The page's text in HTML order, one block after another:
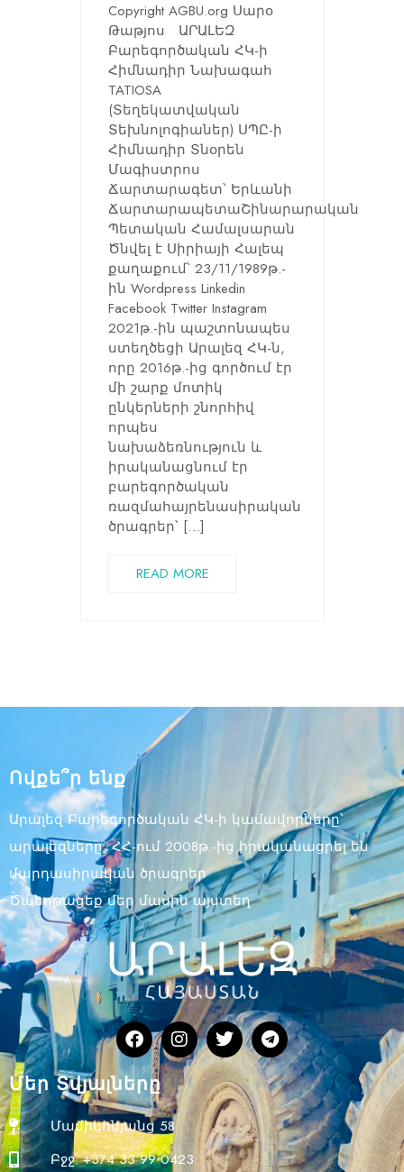
Copyright AGBU.org Սարօ
Թաթյոս ԱՐԱԼԵԶ
Բարեգործական ՀԿ-ի
Հիմնադիր Նախագահ
TATIOSA
(Տեղեկատվական
Տեխնոլոգիաներ) ՍՊԸ-ի
Հիմնադիր Տնօրեն
Մագիստրոս
Ճարտարագետ՝ Երևանի
ՃարտարապետաՇինարարական
Պետական Համալսարան
Ծնվել է Սիրիայի Հալեպ
քաղաքում՝ 23/11/1989թ.-
ին Wordpress Linkedin
Facebook Twitter Instagram
2021թ.-ին պաշտոնապես
ստեղծեցի Արալեզ ՀԿ-ն,
որը 2016թ.-ից գործում էր
մի շարք մոտիկ
ընկերների շնորհիվ
որպես
նախաձեռնություն և
իրականացնում էր
բարեգործական
ռազմահայրենասիրական
ծրագրեր՝ […]
READ MORE
Ովքե՞ր ենք
Արալեզ Բարեգործական ՀԿ-ի կամավորները՝
արալեզները, ՀՀ-ում 2008թ.-ից իրականացրել են
մարդասիրական ծրագրեր
Ծանոթացեք մեր մասին այստեղ
Մեր Տվյալները
Մամիկոնյանց 58
Բջջ. +374 33 99 0423